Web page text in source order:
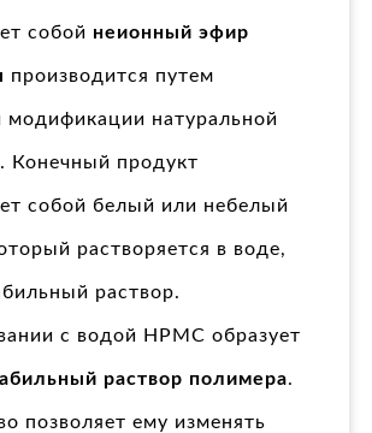
собой неионный эфир
производится путем
модификации натуральной
Конечный продукт
собой белый или небелый
растворяется в воде,
раствор.
с водой HPMC образует
раствор полимера.
позволяет ему изменять